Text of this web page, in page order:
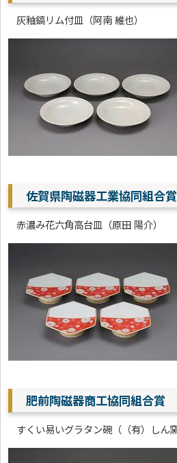
灰釉鎬リム付皿（阿南 維也）
佐賀県陶磁器工業協同組合賞
赤濃み花六角高台皿（原田 陽介）
肥前陶磁器商工協同組合賞
すくい易いグラタン碗（（有）しん